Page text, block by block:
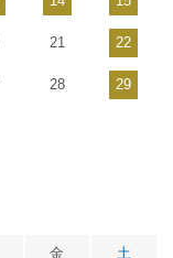
21 22
28 29
金 土